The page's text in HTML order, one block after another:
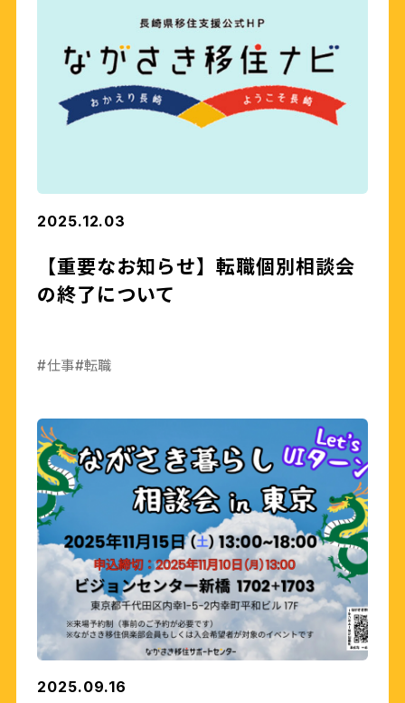
2025.12.03
【重要なお知らせ】転職個別相談会
の終了について
#仕事#転職
2025.09.16